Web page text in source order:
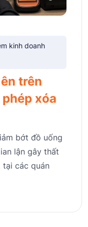
kinh doanh
trên
xóa
bớt đồ uống
lận gây thất
tại các quán